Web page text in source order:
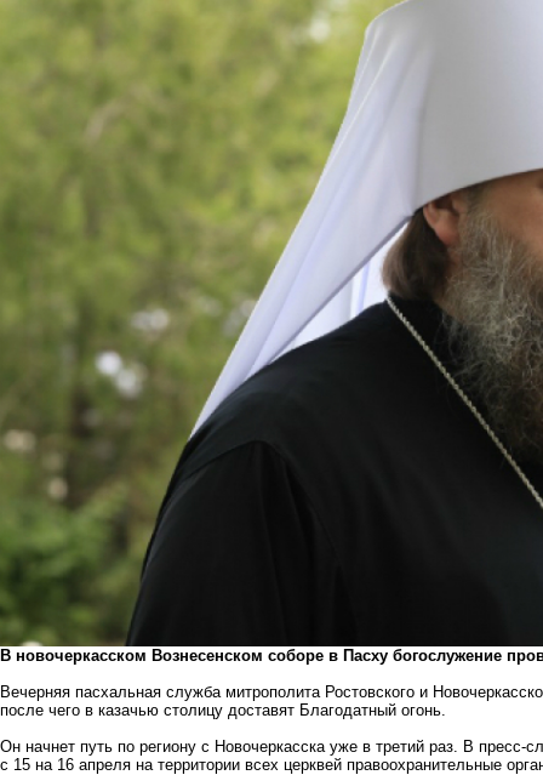
В новочеркасском Вознесенском соборе в Пасху богослужение
Вечерняя пасхальная служба митрополита Ростовского и
после чего в казачью столицу доставят Благодатный огонь.
Он начнет путь по региону с Новочеркасска уже в третий раз. В
с 15 на 16 апреля на территории всех церквей правоохранительные